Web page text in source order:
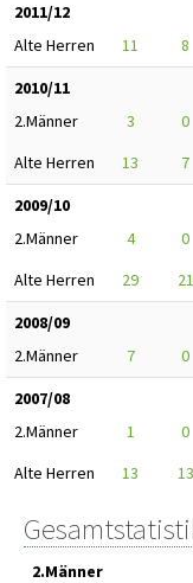
2011/12
Alte Herren
11 8
2010/11
2.Männer
3 0
Alte Herren
13 7
2009/10
2.Männer
4 0
Alte Herren
29 21
2008/09
2.Männer
7 0
2007/08
2.Männer
1 0
Alte Herren
13 13
2.Männer